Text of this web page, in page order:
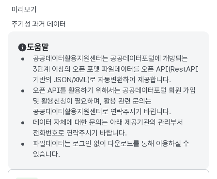
미리보기
주기성 과거 데이터
도움말
공공데이터활용지원센터는 공공데이터포털에 개방되는
3단계 이상의 오픈 포맷 파일데이터를 오픈 API(RestAPI
기반의 JSON/XML)로 자동변환하여 제공합니다.
오픈 API를 활용하기 위해서는 공공데이터포털 회원 가입
및 활용신청이 필요하며, 활용 관련 문의는
공공데이터활용지원센터로 연락주시기 바랍니다.
데이터 자체에 대한 문의는 아래 제공기관의 관리부서
전화번호로 연락주시기 바랍니다.
파일데이터는 로그인 없이 다운로드를 통해 이용하실 수
있습니다.